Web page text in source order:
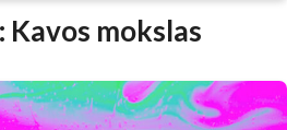
Kavos mokslas